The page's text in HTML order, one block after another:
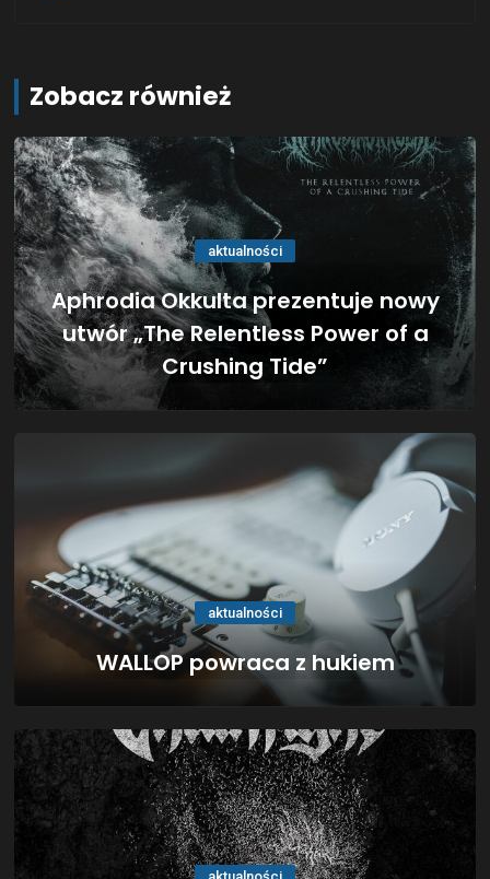
Zobacz również
aktualności
Aphrodia Okkulta prezentuje nowy
utwór „The Relentless Power of a
Crushing Tide”
aktualności
WALLOP powraca z hukiem